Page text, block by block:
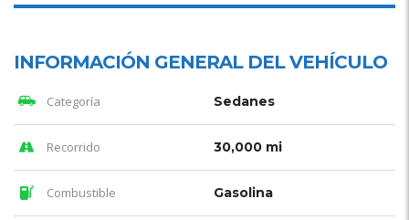
INFORMACIÓN GENERAL DEL VEHÍCULO
Categoría Sedanes
Recorrido 30,000 mi
Combustible Gasolina